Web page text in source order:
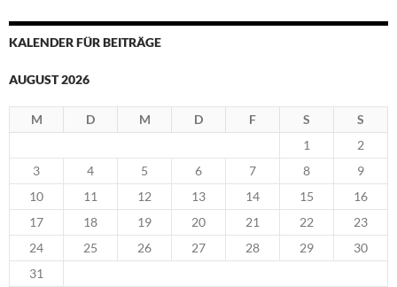
KALENDER FÜR BEITRÄGE
AUGUST 2026
M D M D F S
S
1
2
3
4 5 6 7 8
9
10
11 12 13 14 15
16
17
18 19 20 21 22
23
24
25 26 27 28 29
30
31